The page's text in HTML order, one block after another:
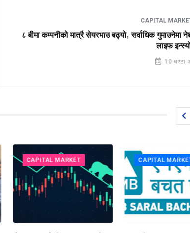
CAPITAL
८ बीमा कम्पनीको मात्रै सेयरभाउ बढ्यो, सर्वाधिक गुमाउनेमा
लाइफ
10 घण्टा
CAPITAL MARKET CAPITAL MARKET